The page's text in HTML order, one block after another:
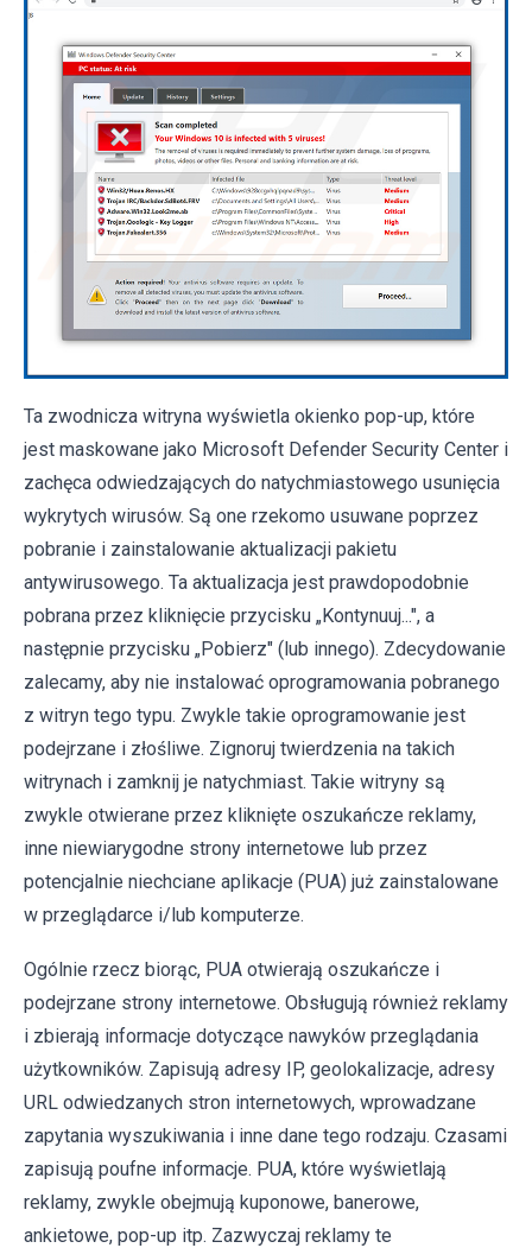
Ta zwodnicza witryna wyświetla okienko pop-up, które
jest maskowane jako Microsoft Defender Security Center i
zachęca odwiedzających do natychmiastowego usunięcia
wykrytych wirusów. Są one rzekomo usuwane poprzez
pobranie i zainstalowanie aktualizacji pakietu
antywirusowego. Ta aktualizacja jest prawdopodobnie
pobrana przez kliknięcie przycisku „Kontynuuj...", a
następnie przycisku „Pobierz" (lub innego). Zdecydowanie
zalecamy, aby nie instalować oprogramowania pobranego
z witryn tego typu. Zwykle takie oprogramowanie jest
podejrzane i złośliwe. Zignoruj twierdzenia na takich
witrynach i zamknij je natychmiast. Takie witryny są
zwykle otwierane przez kliknięte oszukańcze reklamy,
inne niewiarygodne strony internetowe lub przez
potencjalnie niechciane aplikacje (PUA) już zainstalowane
w przeglądarce i/lub komputerze.
Ogólnie rzecz biorąc, PUA otwierają oszukańcze i
podejrzane strony internetowe. Obsługują również reklamy
i zbierają informacje dotyczące nawyków przeglądania
użytkowników. Zapisują adresy IP, geolokalizacje, adresy
URL odwiedzanych stron internetowych, wprowadzane
zapytania wyszukiwania i inne dane tego rodzaju. Czasami
zapisują poufne informacje. PUA, które wyświetlają
reklamy, zwykle obejmują kuponowe, banerowe,
ankietowe, pop-up itp. Zazwyczaj reklamy te